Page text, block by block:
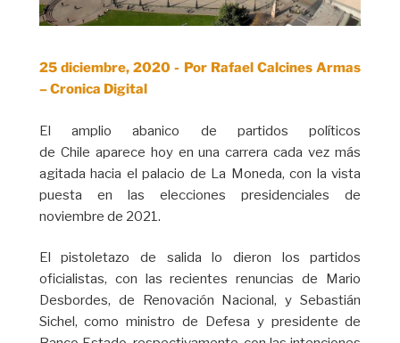
25 diciembre, 2020 - Por Rafael Calcines Armas
– Cronica Digital
El amplio abanico de partidos políticos
de Chile aparece hoy en una carrera cada vez más
agitada hacia el palacio de La Moneda, con la vista
puesta en las elecciones presidenciales de
noviembre de 2021.
El pistoletazo de salida lo dieron los partidos
oficialistas, con las recientes renuncias de Mario
Desbordes, de Renovación Nacional, y Sebastián
Sichel, como ministro de Defesa y presidente de